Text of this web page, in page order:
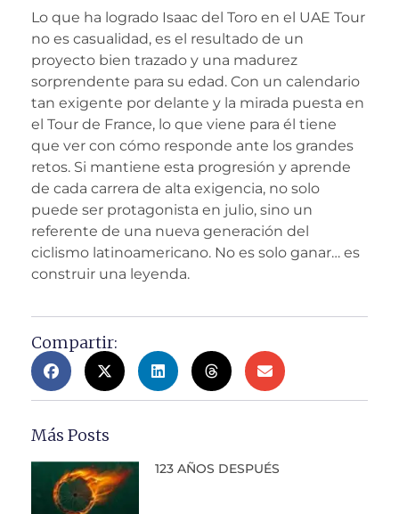
Lo que ha logrado Isaac del Toro en el UAE Tour
no es casualidad, es el resultado de un
proyecto bien trazado y una madurez
sorprendente para su edad. Con un calendario
tan exigente por delante y la mirada puesta en
el Tour de France, lo que viene para él tiene
que ver con cómo responde ante los grandes
retos. Si mantiene esta progresión y aprende
de cada carrera de alta exigencia, no solo
puede ser protagonista en julio, sino un
referente de una nueva generación del
ciclismo latinoamericano. No es solo ganar… es
construir una leyenda.
Compartir:
Más Posts
123 AÑOS DESPUÉS